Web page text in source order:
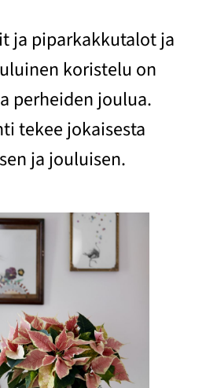
ja piparkakkutalot ja
koristelu on
perheiden joulua.
tekee jokaisesta
ja jouluisen.